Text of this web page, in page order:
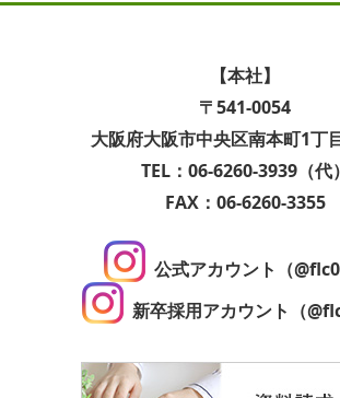
【本社】
〒541-0054
大阪府大阪市中央区南本町1丁
TEL：06-6260-3939（代）
FAX：06-6260-3355
公式アカウント（
新卒採用アカウント（